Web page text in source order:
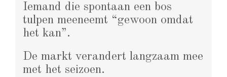
Iemand die spontaan een bos
tulpen meeneemt “gewoon omdat
het kan”.
De markt verandert langzaam mee
met het seizoen.